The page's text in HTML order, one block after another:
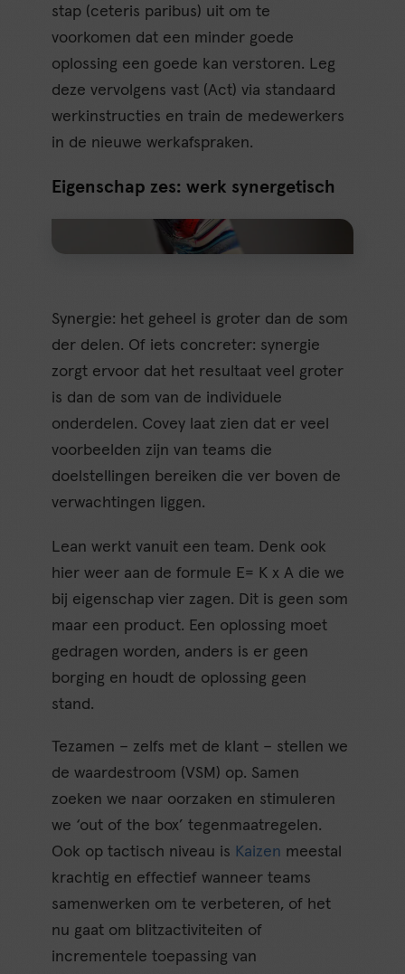
stap (ceteris paribus) uit om te
voorkomen dat een minder goede
oplossing een goede kan verstoren. Leg
deze vervolgens vast (Act) via standaard
werkinstructies en train de medewerkers
in de nieuwe werkafspraken.
Eigenschap zes: werk synergetisch
Synergie: het geheel is groter dan de som
der delen. Of iets concreter: synergie
zorgt ervoor dat het resultaat veel groter
is dan de som van de individuele
onderdelen. Covey laat zien dat er veel
voorbeelden zijn van teams die
doelstellingen bereiken die ver boven de
verwachtingen liggen.
Lean werkt vanuit een team. Denk ook
hier weer aan de formule E= K x A die we
bij eigenschap vier zagen. Dit is geen som
maar een product. Een oplossing moet
gedragen worden, anders is er geen
borging en houdt de oplossing geen
stand.
Tezamen – zelfs met de klant – stellen we
de waardestroom (VSM) op. Samen
zoeken we naar oorzaken en stimuleren
we ‘out of the box’ tegenmaatregelen.
Ook op tactisch niveau is Kaizen meestal
krachtig en effectief wanneer teams
samenwerken om te verbeteren, of het
nu gaat om blitzactiviteiten of
incrementele toepassing van